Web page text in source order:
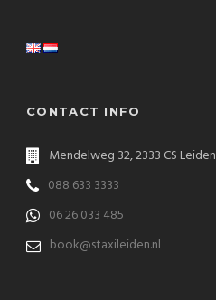
CONTACT INFO
Mendelweg 32, 2333 CS Leiden
088 633 3333
06 26 033 485
book@staxileiden.nl